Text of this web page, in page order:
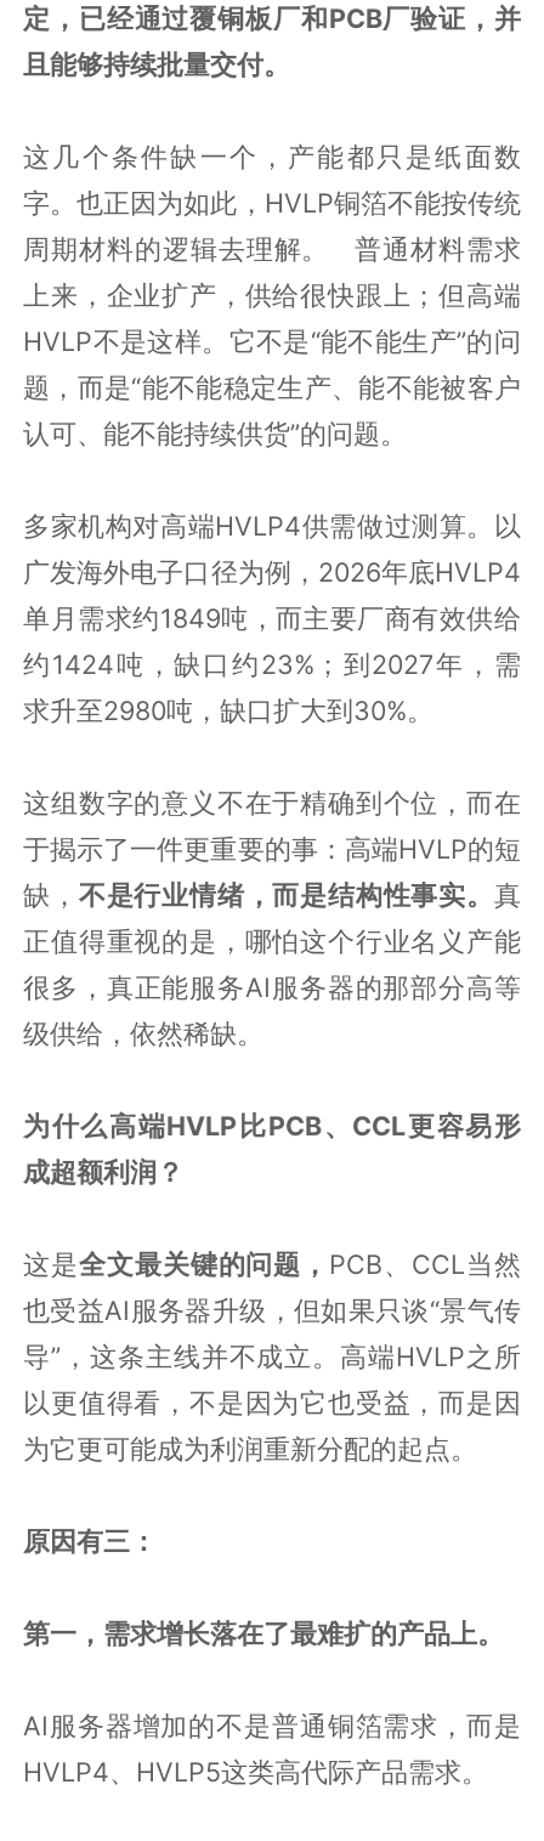
定，已经通过覆铜板厂和PCB厂验证，并
且能够持续批量交付。
这几个条件缺一个，产能都只是纸面数
字。也正因为如此，HVLP铜箔不能按传统
周期材料的逻辑去理解。 普通材料需求
上来，企业扩产，供给很快跟上；但高端
HVLP不是这样。它不是“能不能生产”的问
题，而是“能不能稳定生产、能不能被客户
认可、能不能持续供货”的问题。
多家机构对高端HVLP4供需做过测算。以
广发海外电子口径为例，2026年底HVLP4
单月需求约1849吨，而主要厂商有效供给
约1424吨，缺口约23%；到2027年，需
求升至2980吨，缺口扩大到30%。
这组数字的意义不在于精确到个位，而在
于揭示了一件更重要的事：高端HVLP的短
缺， 不是行业情绪，而是结构性事实。 真
正值得重视的是，哪怕这个行业名义产能
很多，真正能服务AI服务器的那部分高等
级供给，依然稀缺。
为什么高端HVLP比PCB、CCL更容易形
成超额利润？
这是全文最关键的问题， PCB、CCL当然
也受益AI服务器升级，但如果只谈“景气传
导”，这条主线并不成立。高端HVLP之所
以更值得看，不是因为它也受益，而是因
为它更可能成为利润重新分配的起点。
原因有三：
第一，需求增长落在了最难扩的产品上。
AI服务器增加的不是普通铜箔需求，而是
HVLP4、HVLP5这类高代际产品需求。